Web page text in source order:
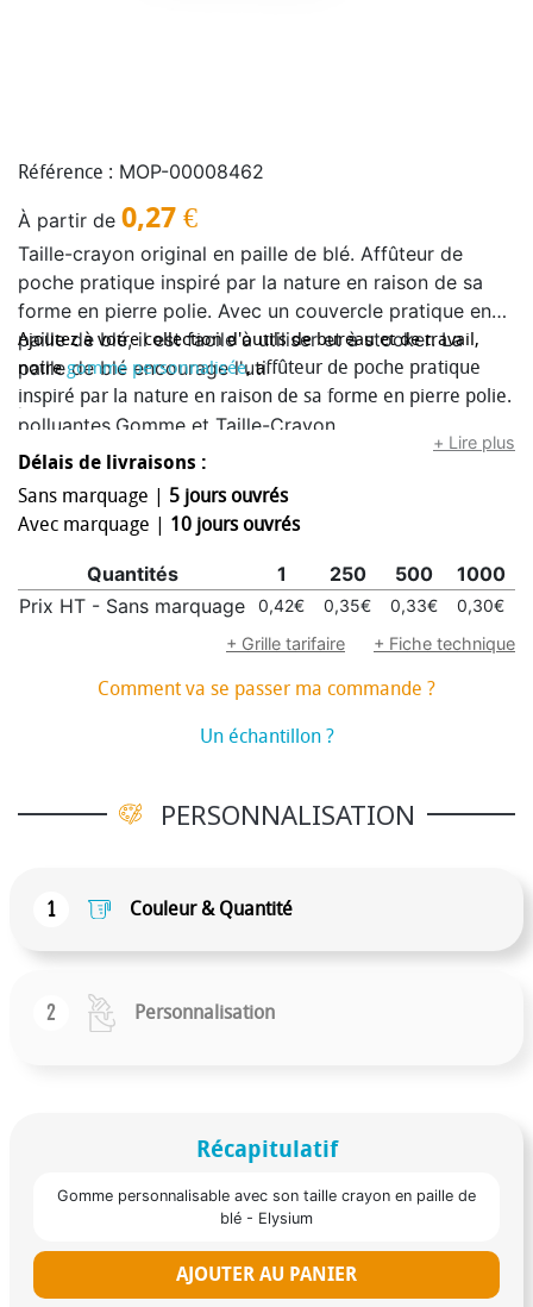
Référence : MOP-00008462
À partir de 0,27 €
Taille-crayon original en paille de blé. Affûteur de
poche pratique inspiré par la nature en raison de sa
forme en pierre polie. Avec un couvercle pratique en
paille de blé, il est facile à utiliser et à stocker. La
paille de blé encourage l'utilisation de matières
premières naturelles, réduisant ainsi les émissions
polluantes.Gomme et Taille-Crayon
Ajoutez à votre collection d'outils de bureau et de travail,
notregomme personnalisée, affûteur de poche pratique
inspiré par la nature en raison de sa forme en pierre polie.
+ Lire plus
Délais de livraisons :
Sans marquage | 5 jours ouvrés
Avec marquage | 10 jours ouvrés
Quantités 1 250 500 1000
Prix HT - Sans marquage
0,42€ 0,35€ 0,33€ 0,30€
+ Grille tarifaire
+ Fiche technique
Comment va se passer ma commande ?
Un échantillon ?
PERSONNALISATION
1 Couleur & Quantité
2 Personnalisation
Récapitulatif
Gomme personnalisable avec son taille crayon en paille de
blé - Elysium
AJOUTER AU PANIER